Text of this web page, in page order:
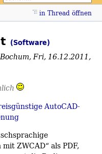
in Thread öffnen
(Software)
,Fri, 16.12.2011,
AutoCAD-
ZWCAD“ als PDF,